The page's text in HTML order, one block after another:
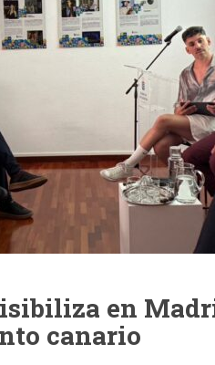
en
canario